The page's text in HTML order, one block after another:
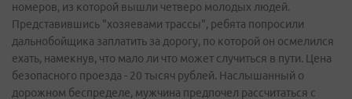
номеров, из которой вышли четверо молодых людей.
Представившись "хозяевами трассы", ребята попросили
дальнобойщика заплатить за дорогу, по которой он осмелился
ехать, намекнув, что мало ли что может случиться в пути. Цена
безопасного проезда - 20 тысяч рублей. Наслышанный о
дорожном беспределе, мужчина предпочел рассчитаться с